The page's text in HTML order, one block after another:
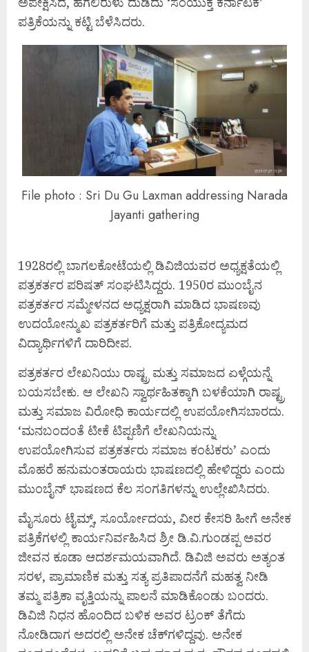
ಪತ್ರಿಕೆಯನ್ನು ಕಟ್ಟಿ ಬೆಳೆಸಿದರು.
File photo : Sri Du Gu Laxman addressing Narada
Jayanti gathering
1928ರಲ್ಲಿ ಬಾಗಲಕೋಟೆಯಲ್ಲಿ ಡಿವಿಜಿಯವರ ಅಧ್ಯಕ್ಷತೆಯಲ್ಲಿ
ಪತ್ರಕರ್ತರ ಪರಿಷತ್ ಸಂಘಟಿಸಿದ್ದರು. 1950ರ ಮುಂಬೈನ
ಪತ್ರಕರ್ತರ ಸಮ್ಮೇಳನದ ಅಧ್ಯಕ್ಷರಾಗಿ ಮಾಡಿದ ಭಾಷಣವು
ಉದಯೋನ್ಮುಖ ಪತ್ರಕರ್ತರಿಗೆ ಮತ್ತು ಪತ್ರಿಕೋದ್ಯಮದ
ವಿದ್ಯಾರ್ಥಿಗಳಿಗೆ ದಾರಿದೀಪ.
ಪತ್ರಕರ್ತರ ಲೇಖನಿಯು ರಾಷ್ಟ್ರ ಮತ್ತು ಸಮಾಜದ ಏಳ್ಗೆಯನ್ನೆ
ಬಯಸಬೇಕು. ಆ ಲೇಖನಿ ಸ್ವಾರ್ಥಹಿತಕ್ಕಾಗಿ ಬಳಕೆಯಾಗಿ ರಾಷ್ಟ್ರ
ಮತ್ತು ಸಮಾಜ ವಿರೋಧಿ ಕಾರ್ಯದಲ್ಲಿ ಉಪಯೋಗಿಸಬಾರದು.
‘ಮನಬಂದಂತೆ ಟೀಕೆ ಟಿಪ್ಪಣಿಗೆ ಲೇಖನಿಯನ್ನು
ಉಪಯೋಗಿಸುವ ಪತ್ರಕರ್ತರು ಸಮಾಜ ಕಂಟಕರು’ ಎಂದು
ಮೊಹರೆ ಹನುಮಂತರಾಯರು ಭಾಷಣದಲ್ಲಿ ಹೇಳಿದ್ದರು ಎಂದು
ಮುಂಬೈನ್ ಭಾಷಣದ ಕೆಲ ಸಂಗತಿಗಳನ್ನು ಉಲ್ಲೇಖಿಸಿದರು.
ಮೈಸೂರು ಟೈಮ್ಸ್, ಸೂರ್ಯೋದಯ, ವೀರ ಕೇಸರಿ ಹೀಗೆ ಅನೇಕ
ಪತ್ರಿಕೆಗಳಲ್ಲಿ ಕಾರ್ಯನಿರ್ವಹಿಸಿದ ಶ್ರೀ ಡಿ.ವಿ.ಗುಂಡಪ್ಪ ಅವರ
ಜೀವನ ಕೂಡಾ ಆದರ್ಶಮಯವಾಗಿದೆ. ಡಿವಿಜಿ ಅವರು ಅತ್ಯಂತ
ಸರಳ, ಪ್ರಾಮಾಣಿಕ ಮತ್ತು ಸತ್ಯ ಪ್ರತಿಪಾದನೆಗೆ ಮಹತ್ವ ನೀಡಿ
ತಮ್ಮ ಪತ್ರಿಕಾ ವೃತ್ತಿಯನ್ನು ಪಾಲನೆ ಮಾಡಿಕೊಂಡು ಬಂದರು.
ಡಿವಿಜಿ ನಿಧನ ಹೊಂದಿದ ಬಳಿಕ ಅವರ ಟ್ರಂಕ್ ತೆಗೆದು
ನೋಡಿದಾಗ ಅದರಲ್ಲಿ ಅನೇಕ ಚೆಕ್‍ಗಳಿದ್ದವು. ಅನೇಕ